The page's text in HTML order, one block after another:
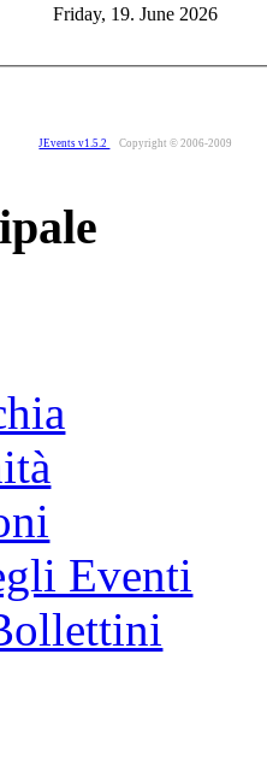
Friday, 19. June 2026
JEvents v1.5.2 Copyright © 2006-2009
Eventi